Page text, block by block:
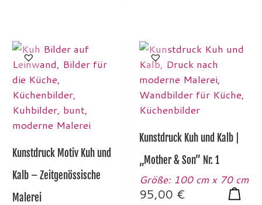
Kunstdruck Motiv Kuh und
Kalb – Zeitgenössische
Malerei
Kunstdruck Kuh und Kalb |
„Mother & Son” Nr. 1
Größe: 100 cm x 70 cm
95,00 €